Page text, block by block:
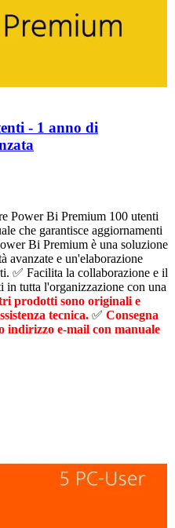
- 1 anno di
Power Bi Premium 100 utenti
che garantisce aggiornamenti
Bi Premium è una soluzione
avanzate e un'elaborazione
✅ Facilita la collaborazione e il
in tutta l'organizzazione con una
prodotti sono originali e
tecnica. ✅ Consegna
indirizzo e-mail con manuale